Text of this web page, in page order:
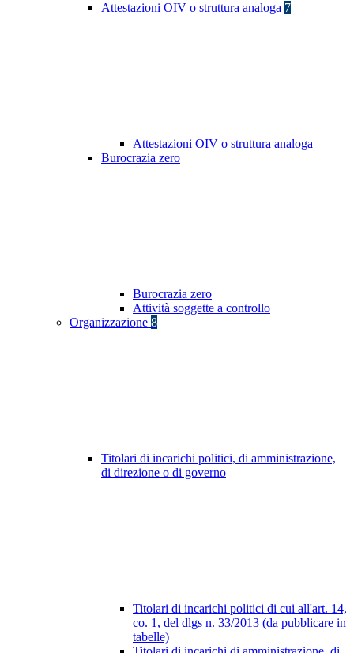
Attestazioni OIV o struttura analoga 7
Attestazioni OIV o struttura analoga
Burocrazia zero
Burocrazia zero
Attività soggette a controllo
Organizzazione 8
Titolari di incarichi politici, di amministrazione,
di direzione o di governo
Titolari di incarichi politici di cui all'art. 14,
co. 1, del dlgs n. 33/2013 (da pubblicare in
tabelle)